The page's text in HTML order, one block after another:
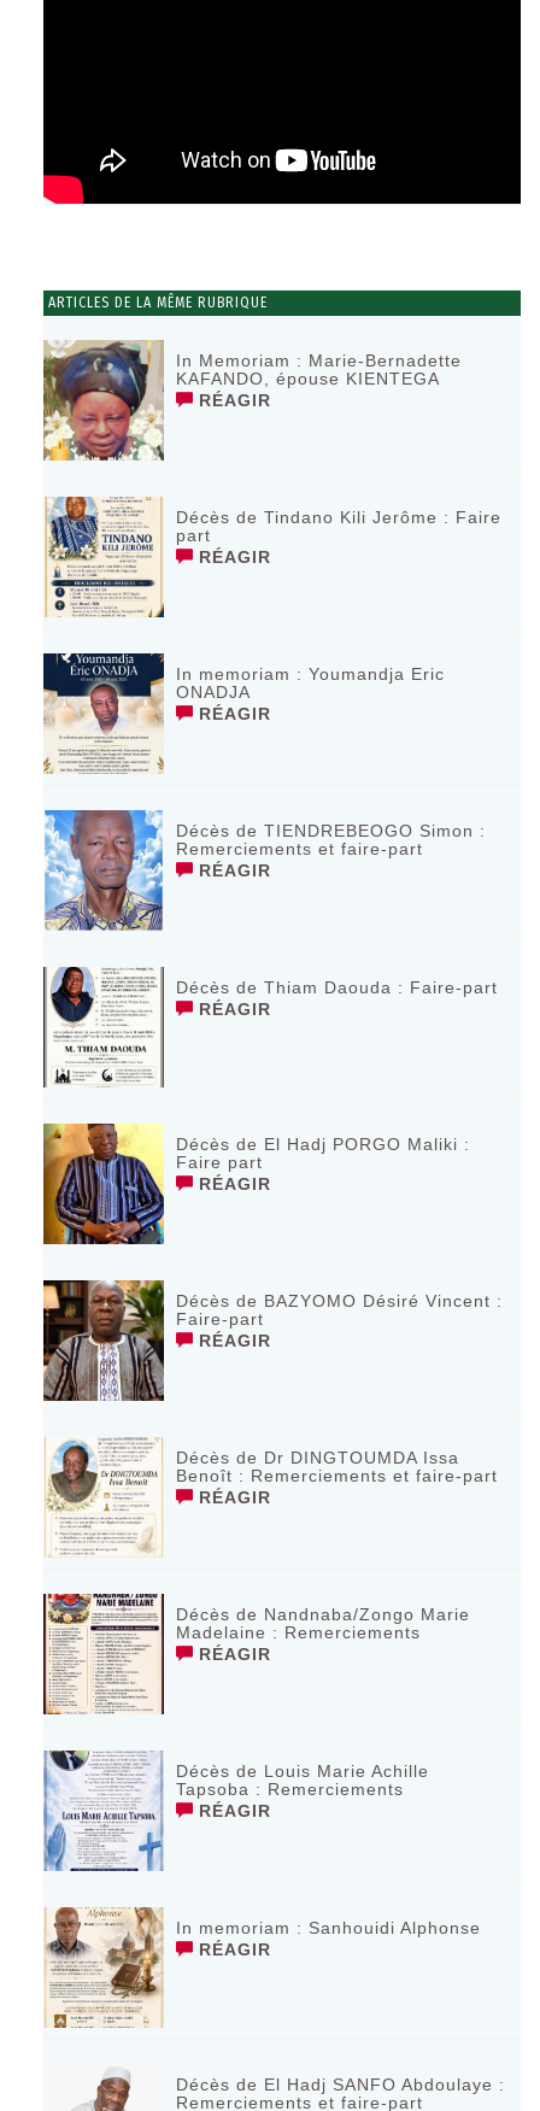
ARTICLES DE LA MÊME RUBRIQUE
In Memoriam : Marie-Bernadette
KAFANDO, épouse KIENTEGA
RÉAGIR
Décès de Tindano Kili Jerôme : Faire
part
RÉAGIR
In memoriam : Youmandja Eric
ONADJA
RÉAGIR
Décès de TIENDREBEOGO Simon :
Remerciements et faire-part
RÉAGIR
Décès de Thiam Daouda : Faire-part
RÉAGIR
Décès de El Hadj PORGO Maliki :
Faire part
RÉAGIR
Décès de BAZYOMO Désiré Vincent :
Faire-part
RÉAGIR
Décès de Dr DINGTOUMDA Issa
Benoît : Remerciements et faire-part
RÉAGIR
Décès de Nandnaba/Zongo Marie
Madelaine : Remerciements
RÉAGIR
Décès de Louis Marie Achille
Tapsoba : Remerciements
RÉAGIR
In memoriam : Sanhouidi Alphonse
RÉAGIR
Décès de El Hadj SANFO Abdoulaye :
Remerciements et faire-part